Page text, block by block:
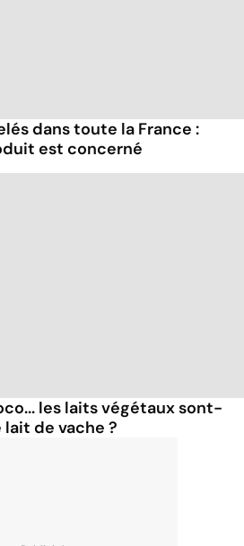
dans toute la France :
est concerné
les laits végétaux sont-
lait de vache ?